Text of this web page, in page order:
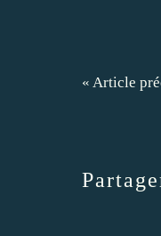
« Article